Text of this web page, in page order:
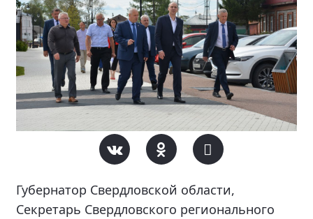
Губернатор Свердловской области,
Секретарь Свердловского регионального